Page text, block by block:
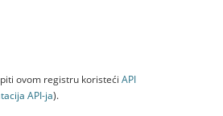
ovom registru koristeći API
API-jа).